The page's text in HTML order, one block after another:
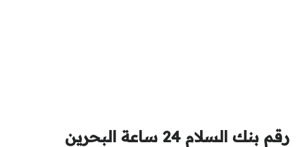
رقم بنك السلام 24 ساعة البحرين